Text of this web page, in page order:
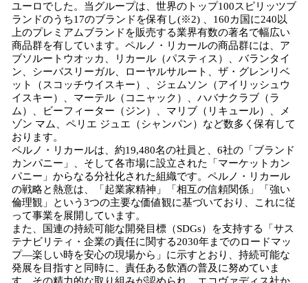
ユーロでした。当グループは、世界のトップ100スピリッツブ
ランドのうち17のブランドを保有し(※2) 、160カ国に240以
上のプレミアムブランドを販売する業界有数の著名で幅広い
商品群を有しています。ペルノ・リカールの商品群には、ア
ブソルートウオッカ、リカール（パスティス）、バランタイ
ン、シーバスリーガル、ローヤルサルート、ザ・グレンリベ
ット（スコッチウイスキー）、ジェムソン（アイリッシュウ
イスキー）、マーテル（コニャック）、ハバナクラブ（ラ
ム）、ビーフィーター（ジン）、マリブ（リキュール）、メ
ゾン マム、ペリエ ジュエ（シャンパン）など数多く保有して
おります。
ペルノ・リカールは、約19,480名の社員と、6社の「ブランド
カンパニー」、そして各市場に設立された「マーケットカン
パニー」からなる分社化された組織です。ペルノ・リカール
の戦略と熱意は、「起業家精神」「相互の信頼関係」「強い
倫理観」という3つの主要な価値観に基づいており、これに従
って事業を展開しています。
また、国連の持続可能な開発目標（SDGs）を支持する「サス
テナビリティ・企業の責任に関する2030年までのロードマッ
プ―楽しい時を安心の現場から」に示すとおり、持続可能な
発展を目指すと同時に、責任ある飲酒の普及に努めていま